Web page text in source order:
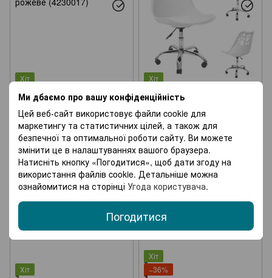
Ми дбаємо про вашу конфіденційність
Цей веб-сайт використовує файли cookie для
маркетингу та статистичних цілей, а також для
безпечної та оптимальної роботи сайту. Ви можете
змінити це в налаштуваннях вашого браузера.
Натисніть кнопку «Погодитися», щоб дати згоду на
використання файлів cookie. Детальніше можна
ознайомитися на сторінці Угода користувача.
Погодитися
Хіт
Артикул: 4230017
Крісло офісне, комп'ютерне
Bonro B-881 рожеве (4230017)
1 156 грн
Хіт
Артикул: 4230014
Крісло офісне, комп'ютерне
Bonro B-881 біле (4230014)
1 190 грн
Хіт
Хіт
−36%